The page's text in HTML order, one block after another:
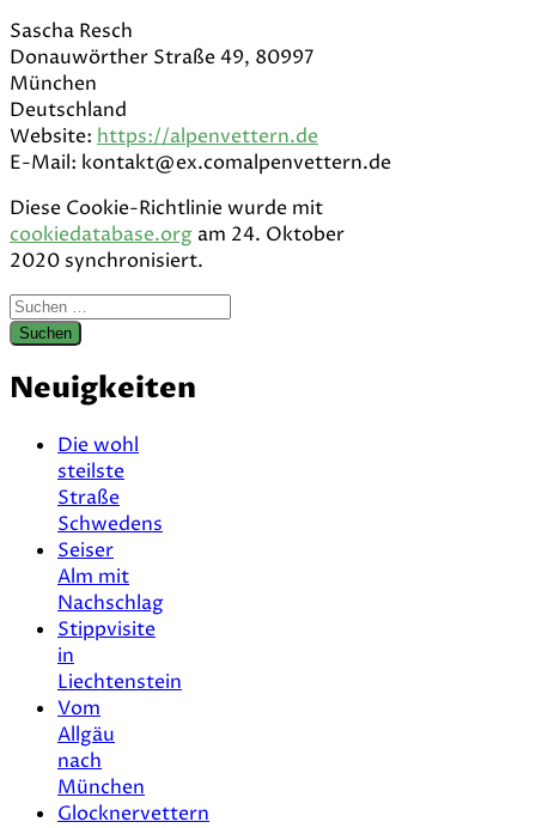
Sascha Resch
Donauwörther Straße 49, 80997
München
Deutschland
Website: https://alpenvettern.de
E-Mail: kontakt@ex.comalpenvettern.de
Diese Cookie-Richtlinie wurde mit
cookiedatabase.org am 24. Oktober
2020 synchronisiert.
Suchen
nach:
Neuigkeiten
Die wohl
steilste
Straße
Schwedens
Seiser
Alm mit
Nachschlag
Stippvisite
in
Liechtenstein
Vom
Allgäu
nach
München
Glocknervettern